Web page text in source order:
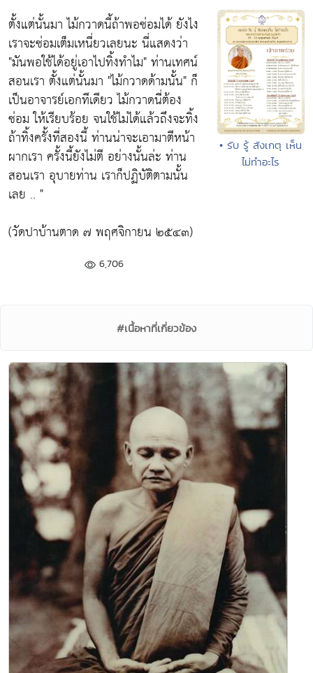
ตั้งแต่นั้นมา ไม้กวาดนี้ถ้าพอซ่อมได้ ยังไง
เราจะซ่อมเต็มเหนี่ยวเลยนะ นี่แสดงว่า
"มันพอใช้ได้อยู่เอาไปทิ้งทำไม"ท่านเทศน์
สอนเรา ตั้งแต่นั้นมา "ไม้กวาดด้ามนั้น" ก็
เป็นอาจารย์เอกทีเดียว ไม้กวาดนี่ต้อง
ซ่อม ให้เรียบร้อย จนใช้ไม่ได้แล้วถึงจะทิ้ง
ถ้าทิ้งครั้งที่สองนี้ ท่านน่าจะเอามาตีหน้า
ผากเรา ครั้งนี้ยังไม่ตี อย่างนั้นล่ะ ท่าน
สอนเรา อุบายท่าน เราก็ปฏิบัติตามนั้น
เลย .. "
(วัดปาบ้านตาด ๗ พฤศจิกายน ๒๕๔๓)
6,706
• รับ รู้ สังเกตุ เห็น
ไม่ทำอะไร
#เนื้อหาที่เกี่ยวข้อง